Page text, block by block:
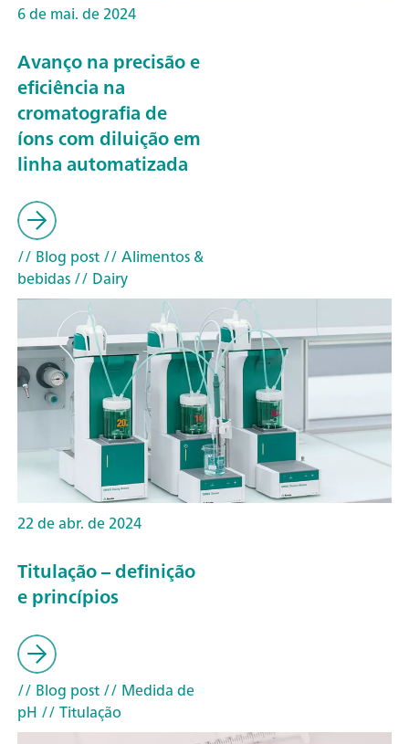
6 de mai. de 2024
Avanço na precisão e
eficiência na
cromatografia de
íons com diluição em
linha automatizada
// Blog post// Alimentos &
bebidas// Dairy
22 de abr. de 2024
Titulação – definição
e princípios
// Blog post// Medida de
pH // Titulação